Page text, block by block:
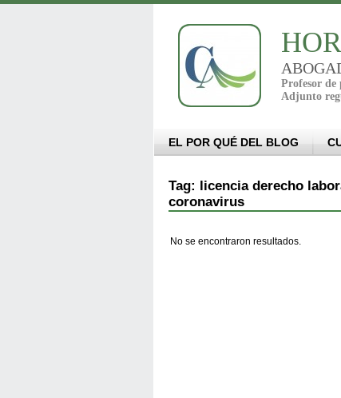
Profesor de
Adjunto
EL POR QUÉ DEL BLOG
Tag: licencia derecho
coronavirus
No se encontraron resultados.